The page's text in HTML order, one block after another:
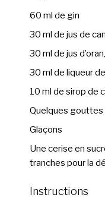
60 ml de gin
30 ml de jus de
30 ml de jus
30 ml de liqueur
10 ml de sirop de
Quelques gouttes
Glaçons
Une cerise en
tranches pour la
Instructions